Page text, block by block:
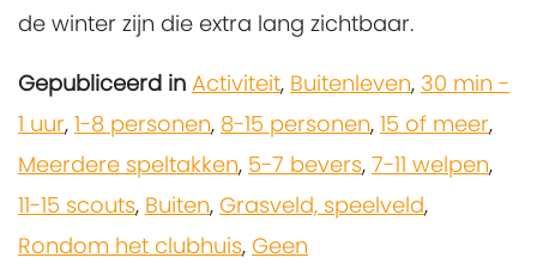
de winter zijn die extra lang zichtbaar.
Gepubliceerd in Activiteit, Buitenleven, 30 min -
1 uur, 1-8 personen, 8-15 personen, 15 of meer,
Meerdere speltakken, 5-7 bevers, 7-11 welpen,
11-15 scouts, Buiten, Grasveld, speelveld,
Rondom het clubhuis, Geen